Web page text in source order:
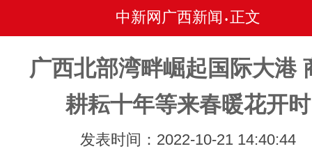
中新网广西新闻 • 正文
广西北部湾畔崛起国际大港
耕耘十年等来春暖花开时
发表时间：2022-10-21 14:40:44